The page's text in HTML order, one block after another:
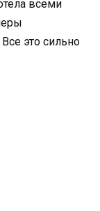
всеми
это сильно